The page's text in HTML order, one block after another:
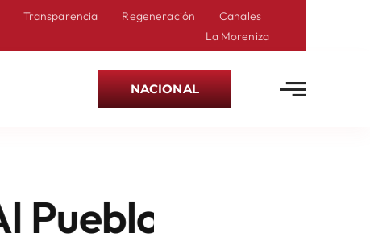
Transparencia Regeneración
Canales
La Moreniza
NACIONAL
Mexiquense: